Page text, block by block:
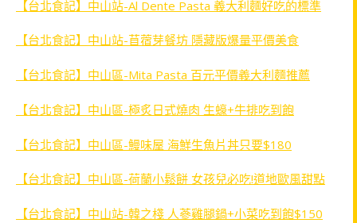
【台北食記】中山站-Al Dente Pasta 義大利麵好吃的標準
【台北食記】中山站-苜蓿芽餐坊 隱藏版爆量平價美食
【台北食記】中山區-Mita Pasta 百元平價義大利麵推薦
【台北食記】中山區-極炙日式燒肉 生蠔+牛排吃到飽
【台北食記】中山區-鰻味屋 海鮮生魚片丼只要$180
【台北食記】中山區-荷蘭小鬆餅 女孩兒必吃!道地歐風甜點
【台北食記】中山站-韓之棧 人蔘雞腿鍋+小菜吃到飽$150